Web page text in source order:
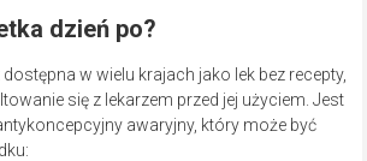
dzień po?
w wielu krajach jako lek bez recepty,
się z lekarzem przed jej użyciem. Jest
awaryjny, który może być